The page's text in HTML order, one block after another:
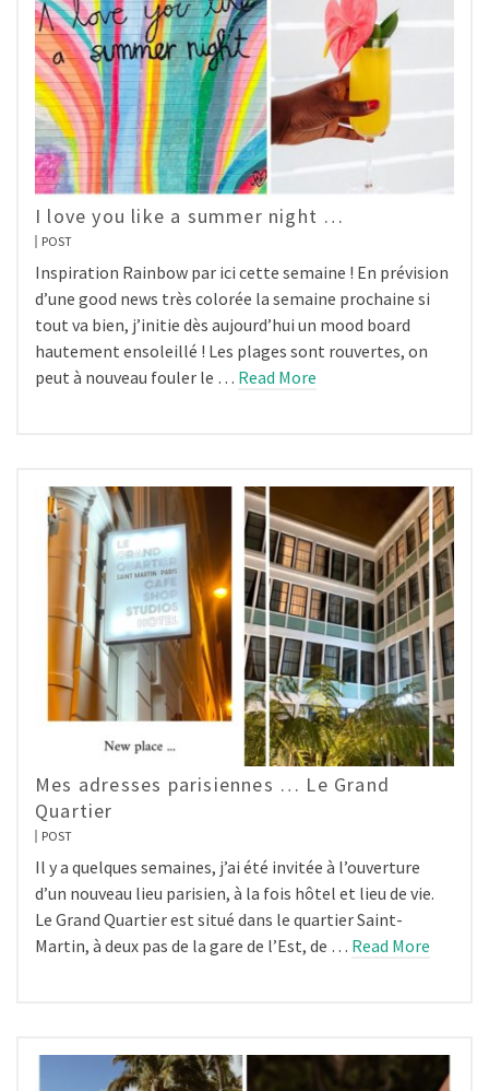
I love you like a summer night …
POST
Inspiration Rainbow par ici cette semaine ! En prévision
d’une good news très colorée la semaine prochaine si
tout va bien, j’initie dès aujourd’hui un mood board
hautement ensoleillé ! Les plages sont rouvertes, on
peut à nouveau fouler le … Read More
Mes adresses parisiennes … Le Grand
Quartier
POST
Il y a quelques semaines, j’ai été invitée à l’ouverture
d’un nouveau lieu parisien, à la fois hôtel et lieu de vie.
Le Grand Quartier est situé dans le quartier Saint-
Martin, à deux pas de la gare de l’Est, de … Read More